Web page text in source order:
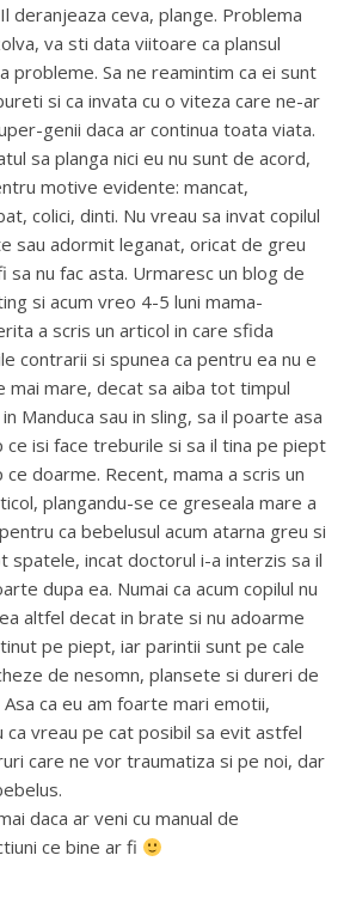
deranjeaza ceva, plange. Problema
va sti data viitoare ca plansul
probleme. Sa ne reamintim ca ei sunt
si ca invata cu o viteza care ne-ar
genii daca ar continua toata viata.
sa planga nici eu nu sunt de acord,
motive evidente: mancat,
colici, dinti. Nu vreau sa invat copilul
sau adormit leganat, oricat de greu
sa nu fac asta. Urmaresc un blog de
si acum vreo 4-5 luni mama-
a scris un articol in care sfida
contrarii si spunea ca pentru ea nu e
mai mare, decat sa aiba tot timpul
Manduca sau in sling, sa il poarte asa
ce isi face treburile si sa il tina pe piept
ce doarme. Recent, mama a scris un
plangandu-se ce greseala mare a
ca bebelusul acum atarna greu si
spatele, incat doctorul i-a interzis sa il
dupa ea. Numai ca acum copilul nu
altfel decat in brate si nu adoarme
pe piept, iar parintii sunt pe cale
de nesomn, plansete si dureri de
ca eu am foarte mari emotii,
ca vreau pe cat posibil sa evit astfel
care ne vor traumatiza si pe noi, dar
daca ar veni cu manual de
ce bine ar fi